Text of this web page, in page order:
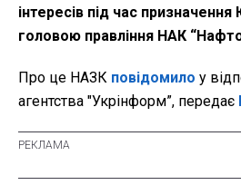
інтересів під час призначення
головою правління НАК
Про це НАЗК повідомило у
агентства "Укрінформ”, передає